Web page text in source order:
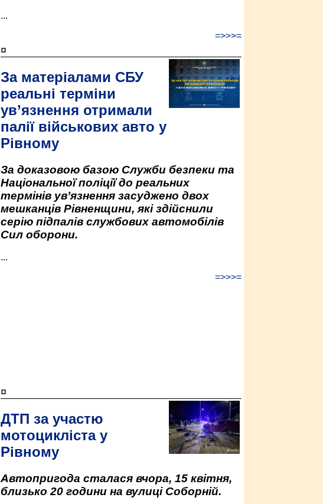
...
=>>>=
¤
За матеріалами СБУ
реальні терміни
ув’язнення отримали
палії військових авто у
Рівному
За доказовою базою Служби безпеки та
Національної поліції до реальних
термінів ув’язнення засуджено двох
мешканців Рівненщини, які здійснили
серію підпалів службових автомобілів
Сил оборони.
...
=>>>=
¤
ДТП за участю
мотоцикліста у
Рівному
Автопригода сталася вчора, 15 квітня,
близько 20 години на вулиці Соборній.